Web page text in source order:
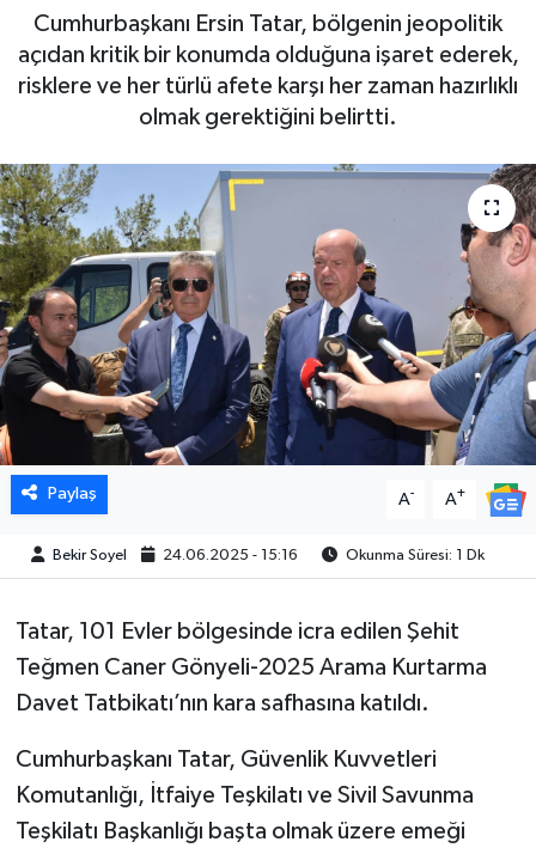
Cumhurbaşkanı Ersin Tatar, bölgenin jeopolitik
açıdan kritik bir konumda olduğuna işaret ederek,
risklere ve her türlü afete karşı her zaman hazırlıklı
olmak gerektiğini belirtti.
Paylaş A- A+
Bekir Soyel 24.06.2025 - 15:16 Okunma Süresi: 1 Dk
Tatar, 101 Evler bölgesinde icra edilen Şehit
Teğmen Caner Gönyeli-2025 Arama Kurtarma
Davet Tatbikatı’nın kara safhasına katıldı.
Cumhurbaşkanı Tatar, Güvenlik Kuvvetleri
Komutanlığı, İtfaiye Teşkilatı ve Sivil Savunma
Teşkilatı Başkanlığı başta olmak üzere emeği